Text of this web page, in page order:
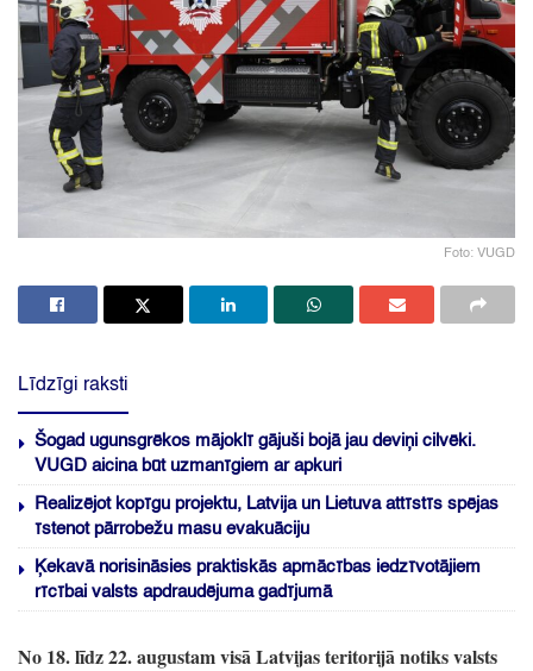
Foto: VUGD
Līdzīgi raksti
Šogad ugunsgrēkos mājoklī gājuši bojā jau deviņi cilvēki.
VUGD aicina būt uzmanīgiem ar apkuri
Realizējot kopīgu projektu, Latvija un Lietuva attīstīs spējas
īstenot pārrobežu masu evakuāciju
Ķekavā norisināsies praktiskās apmācības iedzīvotājiem
rīcībai valsts apdraudējuma gadījumā
No 18.līdz 22.augustam visā Latvijas teritorijā notiks valsts